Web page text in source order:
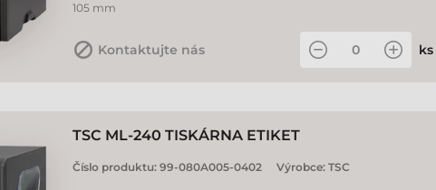
105 mm
Kontaktujte nás ks
TSC ML-240 TISKÁRNA ETIKET
Číslo produktu: 99-080A005-0402 Výrobce: TSC